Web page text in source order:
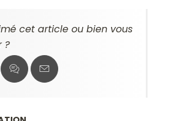
cet article ou bien vous
?